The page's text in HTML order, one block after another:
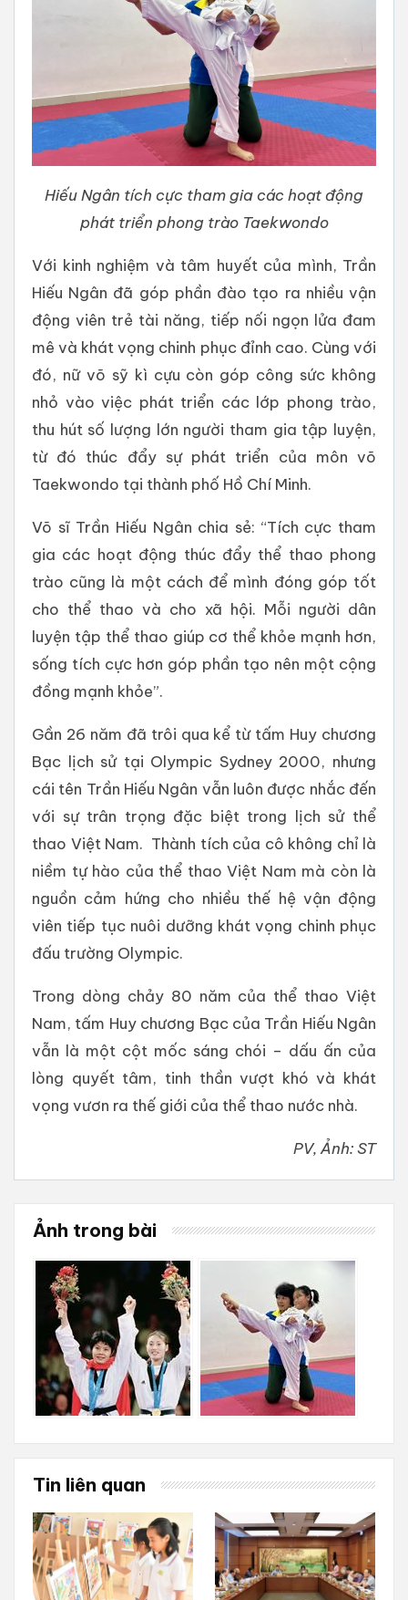
Hiếu Ngân tích cực tham gia các hoạt động
phát triển phong trào Taekwondo
Với kinh nghiệm và tâm huyết của mình, Trần
Hiếu Ngân đã góp phần đào tạo ra nhiều vận
động viên trẻ tài năng, tiếp nối ngọn lửa đam
mê và khát vọng chinh phục đỉnh cao. Cùng với
đó, nữ võ sỹ kì cựu còn góp công sức không
nhỏ vào việc phát triển các lớp phong trào,
thu hút số lượng lớn người tham gia tập luyện,
từ đó thúc đẩy sự phát triển của môn võ
Taekwondo tại thành phố Hồ Chí Minh.
Võ sĩ Trần Hiếu Ngân chia sẻ: “Tích cực tham
gia các hoạt động thúc đẩy thể thao phong
trào cũng là một cách để mình đóng góp tốt
cho thể thao và cho xã hội. Mỗi người dân
luyện tập thể thao giúp cơ thể khỏe mạnh hơn,
sống tích cực hơn góp phần tạo nên một cộng
đồng mạnh khỏe”.
Gần 26 năm đã trôi qua kể từ tấm Huy chương
Bạc lịch sử tại Olympic Sydney 2000, nhưng
cái tên Trần Hiếu Ngân vẫn luôn được nhắc đến
với sự trân trọng đặc biệt trong lịch sử thể
thao Việt Nam. Thành tích của cô không chỉ là
niềm tự hào của thể thao Việt Nam mà còn là
nguồn cảm hứng cho nhiều thế hệ vận động
viên tiếp tục nuôi dưỡng khát vọng chinh phục
đấu trường Olympic.
Trong dòng chảy 80 năm của thể thao Việt
Nam, tấm Huy chương Bạc của Trần Hiếu Ngân
vẫn là một cột mốc sáng chói – dấu ấn của
lòng quyết tâm, tinh thần vượt khó và khát
vọng vươn ra thế giới của thể thao nước nhà.
PV, Ảnh: ST
Ảnh trong bài
Tin liên quan